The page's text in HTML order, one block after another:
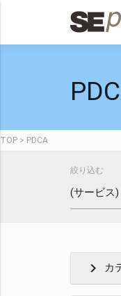
TOP PDCA
絞り込む
chevron_right カ